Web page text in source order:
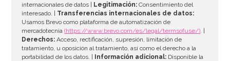
AÑADIR
internacionales de datos |
Legitimación: Consentimiento del
interesado. | Transferencias internacionales de datos:
Usamos Brevo como plataforma de automatización de
mercadotecnia(https://www.brevo.com/es/legal/termsofuse/). |
Derechos: Acceso, rectificación, supresión, limitación de
tratamiento, u oposición al tratamiento, así como el derecho a la
portabilidad de los datos. |
Información adicional: Disponible la